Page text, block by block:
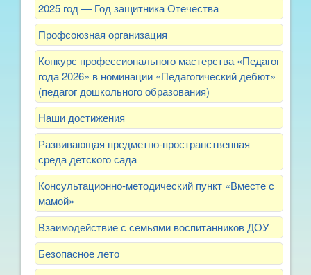
2025 год — Год защитника Отечества
Профсоюзная организация
Конкурс профессионального мастерства «Педагог
года 2026» в номинации «Педагогический дебют»
(педагог дошкольного образования)
Наши достижения
Развивающая предметно-пространственная
среда детского сада
Консультационно-методический пункт «Вместе с
мамой»
Взаимодействие с семьями воспитанников ДОУ
Безопасное лето